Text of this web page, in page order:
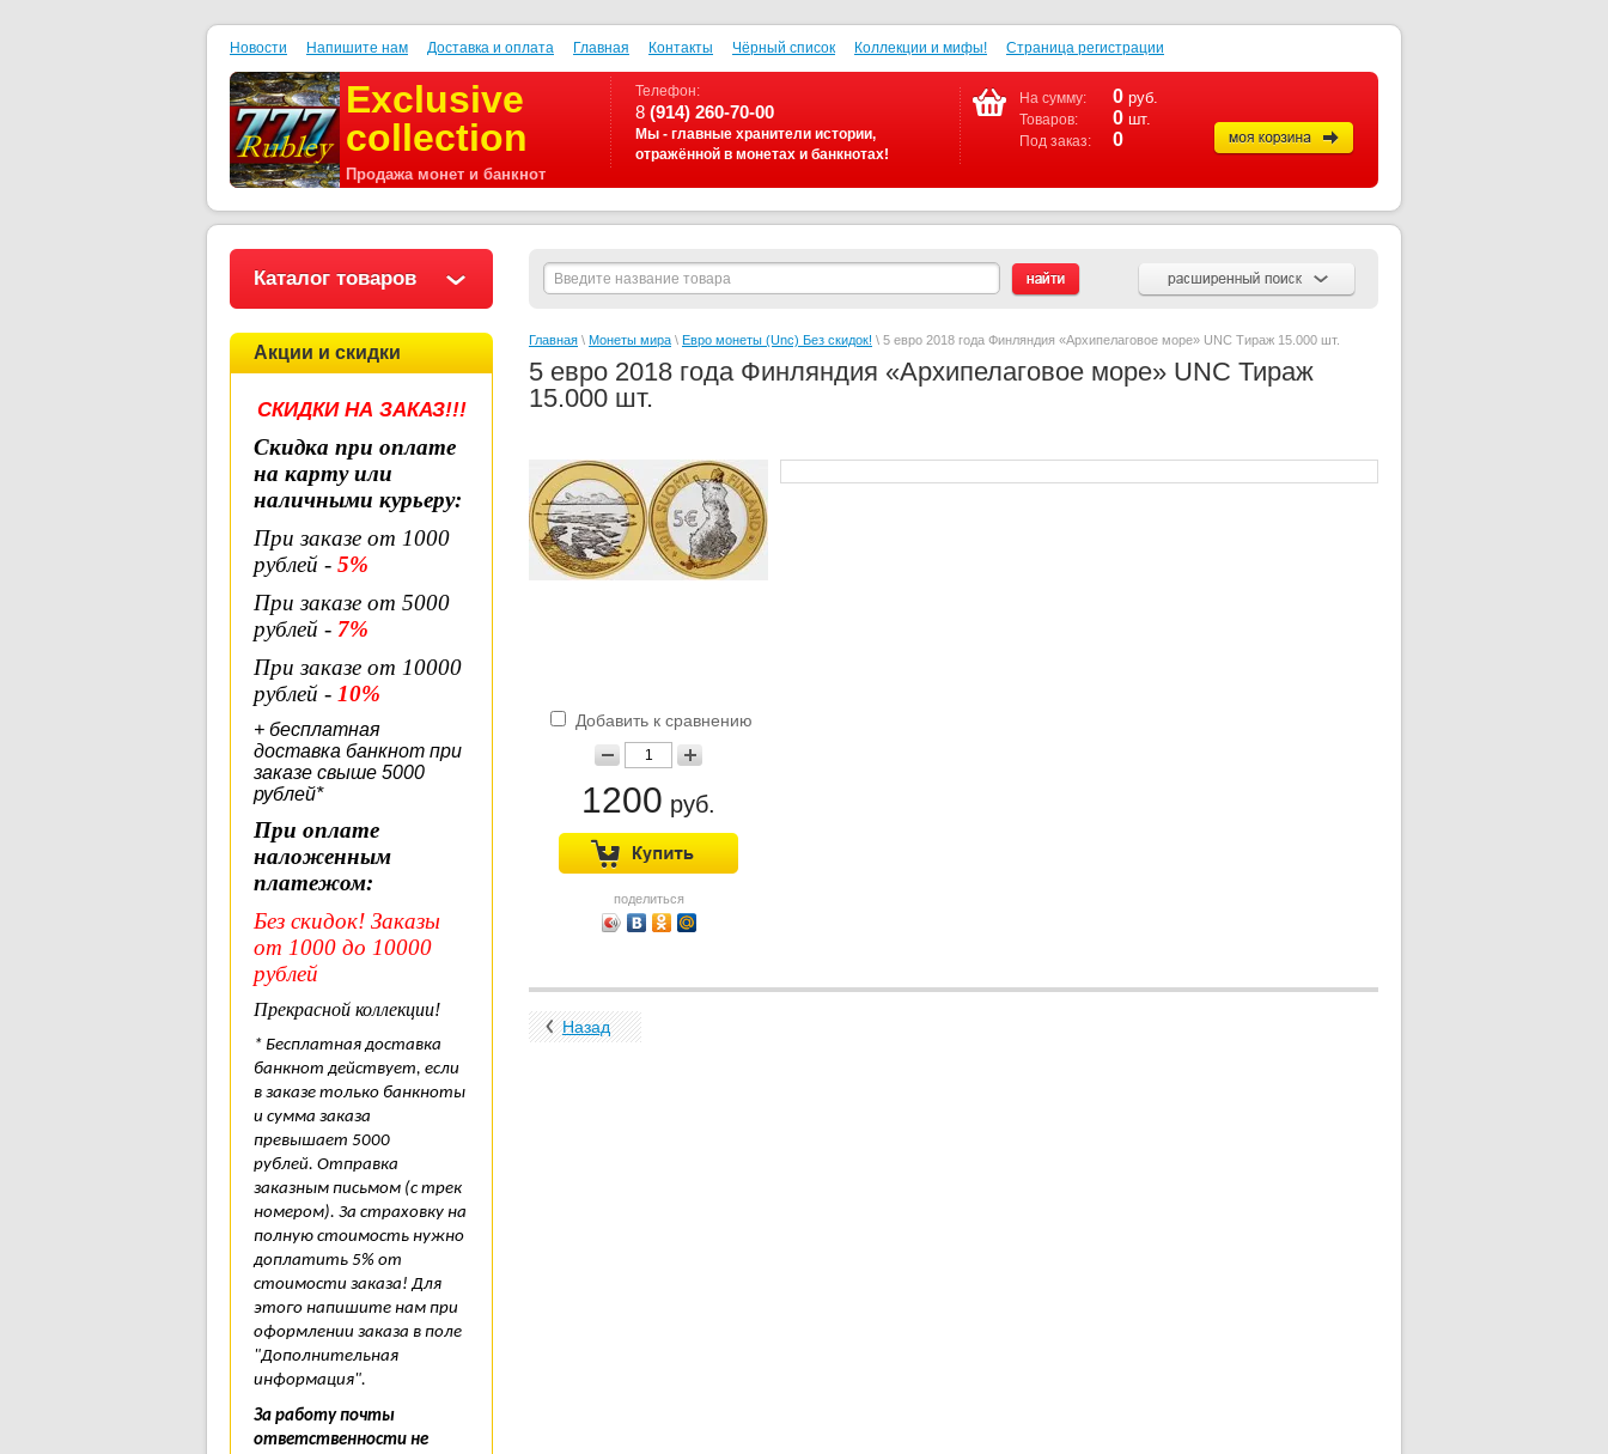
Новости Напишите нам Доставка и оплата Главная Контакты Чёрный список Коллекции и мифы! Страница регистрации
Exclusive
collection
Продажа монет и банкнот
Телефон:
8 (914) 260-70-00
Мы - главные хранители истории,
отражённой в монетах и банкнотах!
На сумму: 0 руб.
Товаров: 0 шт.
Под заказ: 0
Каталог товаров
Акции и скидки
СКИДКИ НА ЗАКАЗ!!!
Скидка при оплате
на карту или
наличными курьеру:
При заказе от 1000
рублей - 5%
При заказе от 5000
рублей - 7%
При заказе от 10000
рублей - 10%
+ бесплатная
доставка банкнот при
заказе свыше 5000
рублей*
При оплате
наложенным
платежом:
Без скидок! Заказы
от 1000 до 10000
рублей
Прекрасной коллекции!
* Бесплатная доставка
банкнот действует, если
в заказе только банкноты
и сумма заказа
превышает 5000
рублей. Отправка
заказным письмом (с трек
номером). За страховку на
полную стоимость нужно
доплатить 5% от
стоимости заказа! Для
этого напишите нам при
оформлении заказа в поле
"Дополнительная
информация".
За работу почты
ответственности не
Главная \ Монеты мира \ Евро монеты (Unc) Без скидок! \ 5 евро 2018 года Финляндия «Архипелаговое море» UNC Тираж 15.000 шт.
5 евро 2018 года Финляндия «Архипелаговое море» UNC Тираж
15.000 шт.
Добавить к сравнению
1200 руб.
поделиться
Назад